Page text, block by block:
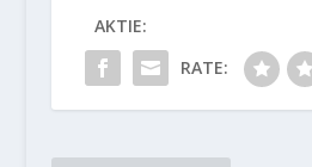
AKTIE:
RATE: